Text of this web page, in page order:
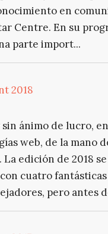
en
Centre. En su
parte import...
2018
ánimo de lucro,
web, de la mano
edición de 2018
cuatro
pero antes